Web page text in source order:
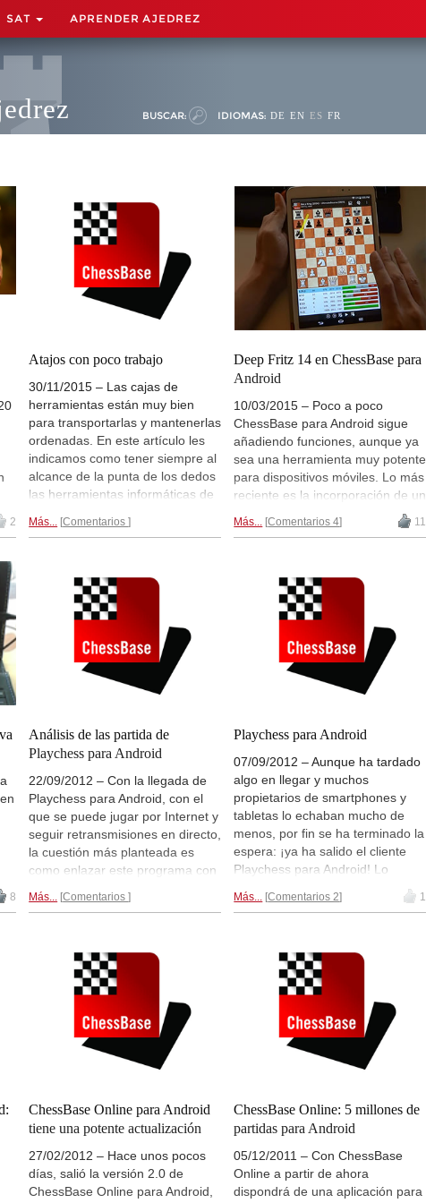
SAT APRENDER AJEDREZ
BUSCAR: IDIOMAS: DE EN ES FR
2
Atajos con poco trabajo
30/11/2015 – Las cajas de
herramientas están muy bien
para transportarlas y mantenerlas
ordenadas. En este artículo les
indicamos como tener siempre al
alcance de la punta de los dedos
las herramientas informáticas de
dispositivos móviles además
Accesos directos y
presentaciones de escritorio en
Android...
Más... Comentarios
Deep Fritz 14 en ChessBase para
Android
10/03/2015 – Poco a poco
ChessBase para Android sigue
añadiendo funciones, aunque ya
sea una herramienta muy potente
para dispositivos móviles. Lo más
reciente es la incorporación de un
incluye con la aplicación: Deep
incorporará el módulo
gratuitamente. Vea y aprenda
cómo se usa...
Más... Comentarios 4 11
8
Análisis de las partida de
Playchess para Android
22/09/2012 – Con la llegada de
Playchess para Android, con el
que se puede jugar por Internet y
seguir retransmisiones en directo,
la cuestión más planteada es
como enlazar este programa con
herramienta ideal para localizar la
como jugar (o mirar) una partida
en Playchess y luego abrirla con
ChessBase Online para revisarla
y comentarla fácilmente, les
ofrecemos esta guía paso a paso
traducida al castellano...
Más... Comentarios
Playchess para Android
07/09/2012 – Aunque ha tardado
algo en llegar y muchos
propietarios de smartphones y
tabletas lo echaban mucho de
menos, por fin se ha terminado la
espera: ¡ya ha salido el cliente
Playchess para Android! Lo
aplicación se puede descargar y
para ponerse a descargarla
inmediatamente. Con todo, Albert
Silver ha preparado una reseña
para contarles y que vean como
es la aplicación, que les
ofrecemostraducida al
Más... Comentarios 2 1
ChessBase Online para Android
tiene una potente actualización
27/02/2012 – Hace unos pocos
días, salió la versión 2.0 de
ChessBase Online para Android,
ChessBase Online: 5 millones de
partidas para Android
05/12/2011 – Con ChessBase
Online a partir de ahora
dispondrá de una aplicación para